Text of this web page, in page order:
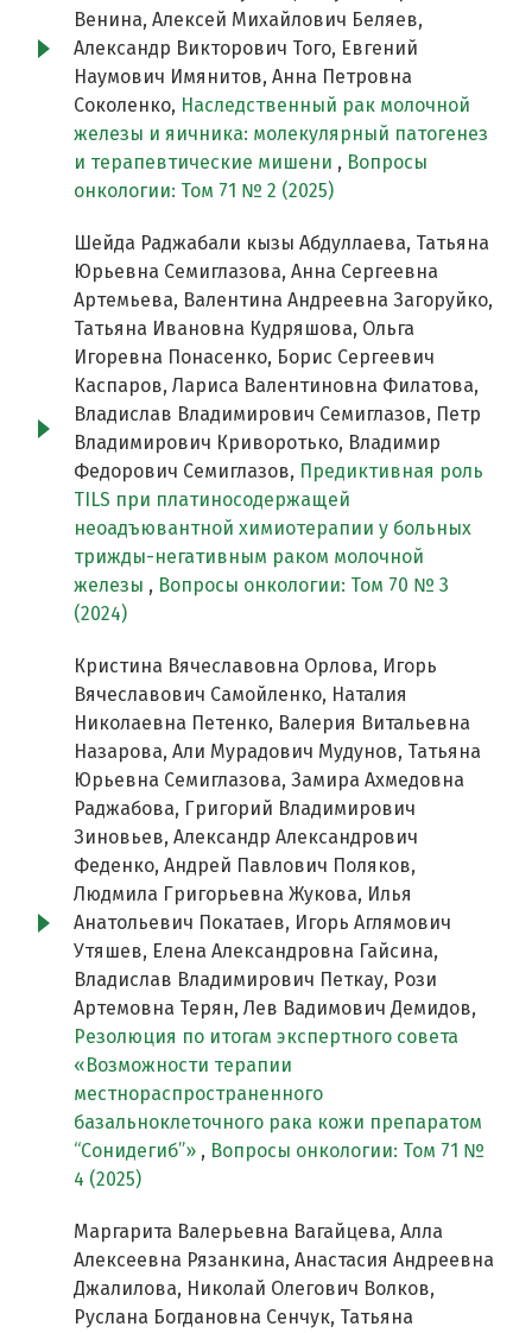
Венина, Алексей Михайлович Беляев,
Александр Викторович Того, Евгений
Наумович Имянитов, Анна Петровна
Соколенко, Наследственный рак молочной
железы и яичника: молекулярный патогенез
и терапевтические мишени , Вопросы
онкологии: Том 71 № 2 (2025)
Шейда Раджабали кызы Абдуллаева, Татьяна
Юрьевна Семиглазова, Анна Сергеевна
Артемьева, Валентина Андреевна Загоруйко,
Татьяна Ивановна Кудряшова, Ольга
Игоревна Понасенко, Борис Сергеевич
Каспаров, Лариса Валентиновна Филатова,
Владислав Владимирович Семиглазов, Петр
Владимирович Криворотько, Владимир
Федорович Семиглазов, Предиктивная роль
TILS при платиносодержащей
неоадъювантной химиотерапии у больных
трижды-негативным раком молочной
железы , Вопросы онкологии: Том 70 № 3
(2024)
Кристина Вячеславовна Орлова, Игорь
Вячеславович Самойленко, Наталия
Николаевна Петенко, Валерия Витальевна
Назарова, Али Мурадович Мудунов, Татьяна
Юрьевна Семиглазова, Замира Ахмедовна
Раджабова, Григорий Владимирович
Зиновьев, Александр Александрович
Феденко, Андрей Павлович Поляков,
Людмила Григорьевна Жукова, Илья
Анатольевич Покатаев, Игорь Аглямович
Утяшев, Елена Александровна Гайсина,
Владислав Владимирович Петкау, Рози
Артемовна Терян, Лев Вадимович Демидов,
Резолюция по итогам экспертного совета
«Возможности терапии
местнораспространенного
базальноклеточного рака кожи препаратом
“Сонидегиб”» , Вопросы онкологии: Том 71 №
4 (2025)
Маргарита Валерьевна Вагайцева, Алла
Алексеевна Рязанкина, Анастасия Андреевна
Джалилова, Николай Олегович Волков,
Руслана Богдановна Сенчук, Татьяна